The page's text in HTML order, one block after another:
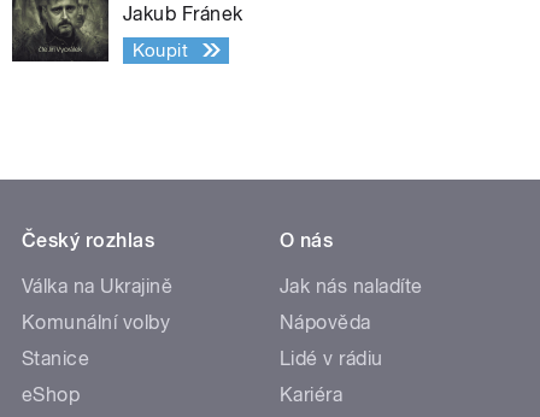
Jakub Fránek
Koupit
Český rozhlas
Válka na Ukrajině
Komunální volby
Stanice
eShop
O nás
Jak nás naladíte
Nápověda
Lidé v rádiu
Kariéra